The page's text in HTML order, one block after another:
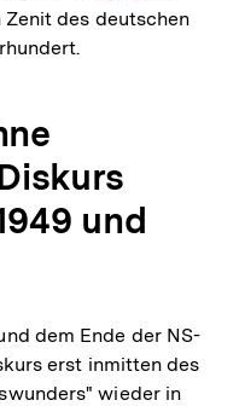
Auflösung
des deutschen
und
dem Ende der NS-
erst inmitten des
wieder in